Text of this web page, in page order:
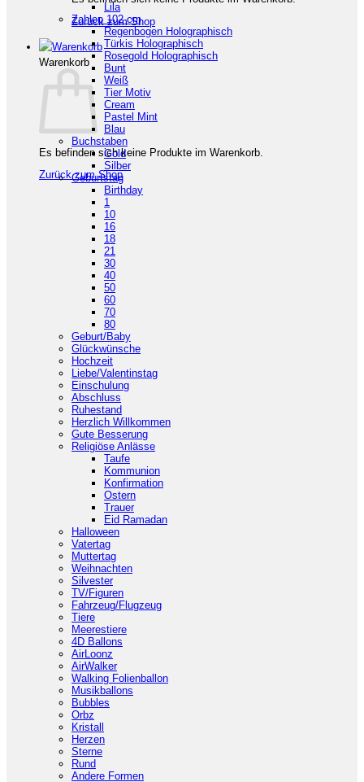
Zurück zum Shop
Warenkorb
Es befinden sich keine Produkte im Warenkorb.
Zurück zum Shop
Lila
Zahlen 102 cm
Regenbogen Holographisch
Türkis Holographisch
Rosegold Holographisch
Bunt
Weiß
Tier Motiv
Cream
Pastel Mint
Blau
Buchstaben
Gold
Silber
Geburtstag
Birthday
1
10
16
18
21
30
40
50
60
70
80
Geburt/Baby
Glückwünsche
Hochzeit
Liebe/Valentinstag
Einschulung
Abschluss
Ruhestand
Herzlich Willkommen
Gute Besserung
Religiöse Anlässe
Taufe
Kommunion
Konfirmation
Ostern
Trauer
Eid Ramadan
Halloween
Vatertag
Muttertag
Weihnachten
Silvester
TV/Figuren
Fahrzeug/Flugzeug
Tiere
Meerestiere
4D Ballons
AirLoonz
AirWalker
Walking Folienballon
Musikballons
Bubbles
Orbz
Kristall
Herzen
Sterne
Rund
Andere Formen